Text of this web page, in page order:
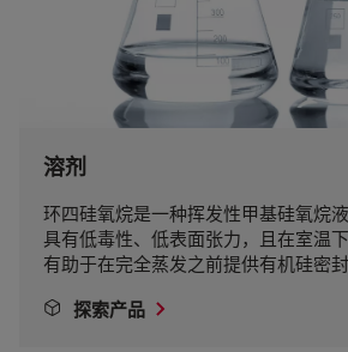
溶剂
环四硅氧烷是一种挥发性甲基硅氧烷
具有低毒性、低表面张力，且在室温
有助于在完全蒸发之前提供有机硅密封
探索产品